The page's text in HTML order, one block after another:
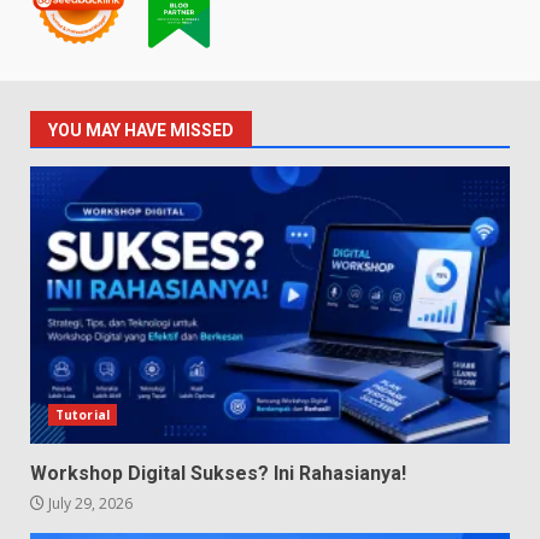
YOU MAY HAVE MISSED
Tutorial
Workshop Digital Sukses? Ini Rahasianya!
July 29, 2026